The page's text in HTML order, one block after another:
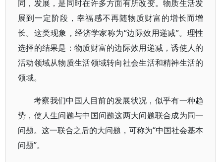
同，发展，是同时在许多方面有所改变。物质生活发
展到一定阶段，幸福感不再随物质财富的增长而增
长。这类现象，经济学家称为“边际效用递减”。理性
选择的结果是：物质财富的边际效用递减，诱使人的
活动领域从物质生活领域转向社会生活和精神生活的
领域。
考察我们中国人目前的发展状况，似乎有一种趋
势，使人生问题与中国问题这两大问题联合成为同一
问题。这一联合之后的大问题，可称为“中国社会基本
问题”。